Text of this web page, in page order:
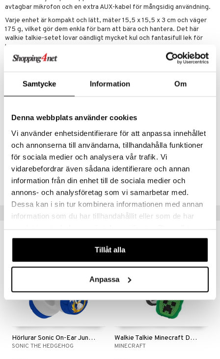
Samtycke Information Om
Denna webbplats använder cookies
Vi använder enhetsidentifierare för att anpassa innehållet
och annonserna till användarna, tillhandahålla funktioner
för sociala medier och analysera vår trafik. Vi
vidarebefordrar även sådana identifierare och annan
information från din enhet till de sociala medier och
annons- och analysföretag som vi samarbetar med.
Dessa kan i sin tur kombinera informationen med annan
information som du har tillhandahållit eller som de har
våra cookies vid fortsatt användande av vår webbplats.
Tillåt alla
Anpassa
avtagbar mikrofon och en extra AUX-kabel för mångsidig användning.
Varje enhet är kompakt och lätt, mäter 15,5 x 15,5 x 3 cm och väger
175 g, vilket gör dem enkla för barn att bära och hantera. Det här
walkie talkie-setet lovar oändligt mycket kul och fantasifull lek för
barnen.
Övrigt
Artikelnr
TTU25-1-XX
Lägsta pris senaste 30 dagarna: 349 kr
Tips till dig
Hörlurar Sonic On-Ear Junior Trådlösa
SONIC THE HEDGEHOG
Walkie Talkie Minecraft Digital LCD LED
MINECRAFT